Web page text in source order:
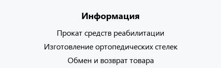
Информация
Прокат средств реабилитации
Изготовление ортопедических стелек
Обмен и возврат товара